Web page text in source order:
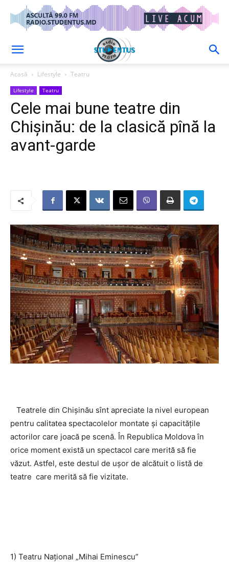
Acasă Lifestyle Teatru
Lifestyle Teatru
Cele mai bune teatre din
Chişinău: de la clasică pînă la
avant-garde
Teatrele din Chişinău sînt apreciate la nivel european
pentru calitatea spectacolelor montate și capacitățile
actorilor care joacă pe scenă. În Republica Moldova în
orice moment există un spectacol care merită să fie
văzut. Astfel, este destul de ușor de alcătuit o listă de
teatre care merită să fie vizitate.
1) Teatru Național „Mihai Eminescu”